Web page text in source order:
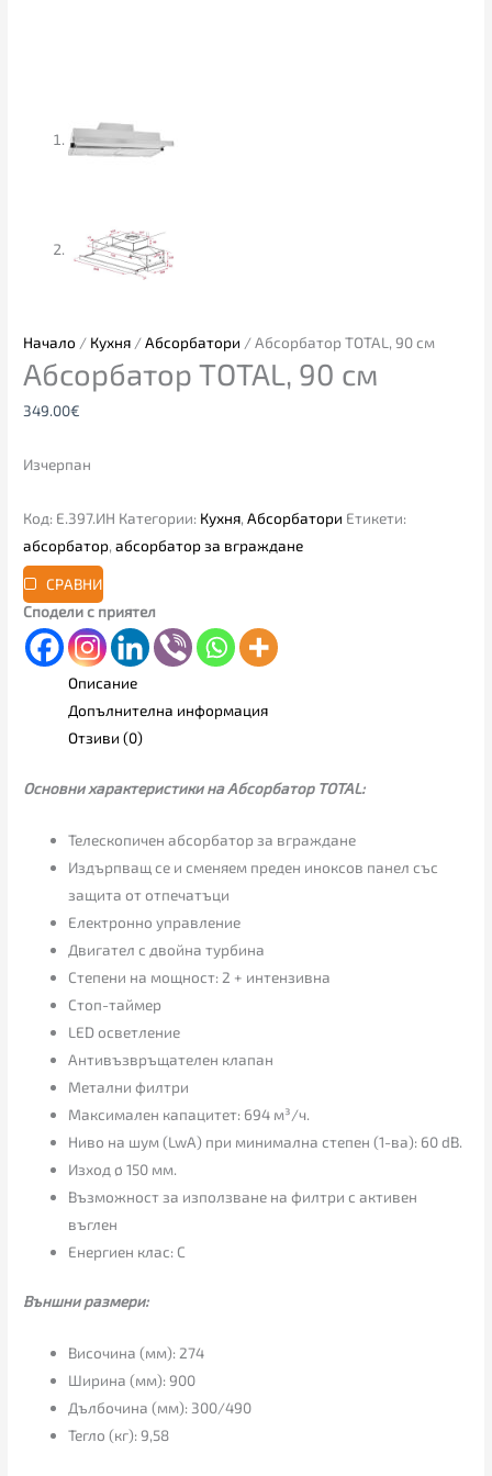
Начало / Кухня /Абсорбатори / Aбсорбатор TOTAL, 90 см
Aбсорбатор TOTAL, 90 см
349.00€
Изчерпан
Код: Е.397.ИН Категории: Кухня,Абсорбатори Етикети:
абсорбатор,абсорбатор за вграждане
СРАВНИ
Сподели с приятел
Описание
Допълнителна информация
Отзиви (0)
Основни характеристики на Aбсорбатор TOTAL:
Телескопичен абсорбатор за вграждане
Издърпващ се и сменяем преден иноксов панел със
защита от отпечатъци
Електронно управление
Двигател с двойна турбина
Степени на мощност: 2 + интензивна
Стоп-таймер
LED осветление
Антивъзвръщателен клапан
Метални филтри
Максимален капацитет: 694 м³/ч.
Ниво на шум (LwA) при минимална степен (1-ва): 60 dB.
Изход ø 150 мм.
Възможност за използване на филтри с активен
въглен
Енергиен клас: C
Външни размери:
Височина (мм): 274
Ширина (мм): 900
Дълбочина (мм): 300/490
Тегло (кг): 9,58